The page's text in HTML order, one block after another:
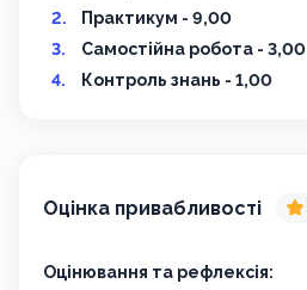
Практикум - 9,00
Самостійна робота - 3,00
Контроль знань - 1,00
Оцінка привабливості
Оцінювання та рефлексія: